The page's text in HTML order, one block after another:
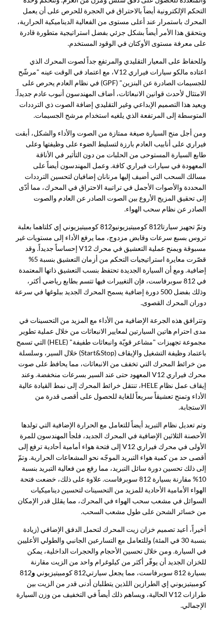
التحكم الإلكترونية أيضاً بالاحتراق في الحجرة للحرص على أن يعمل
المحرك باستمرار عند أعلى مستوى من الفعالية الديناميكية الحرارية،
ويتحقق هذا الأمر أيضاً بشكل جزئي بفضل استراتيجية متطورة قادرة
على معرفة مستوى الأوكتان في الوقود المستخدم.
وللحفاظ على المعيار التقليدي والمرتفع جداً لصوت المحرك الذي
اعتاده مالكو سيارات فيراري V12، مع اعتماد في الوقت عينه "مرشّح
للجسيمات الصادرة عن البنزين" (GPF) في نظام العادم يحرص على
الامتثال لأحدث قوانين الانبعاثات، أضاف المهندسون أنبوب عادم جديداً.
ويعيد هذا التصميم الإبداعي وغير التقليدي إضافة الصوت ذي الترددات
المتوسطة إلى المرتفعة الذي يلغيه استخدام مرشح الجسيمات.
ومن أجل منح السيارة صيغة ممتازة من الصوت والأداء والشكل، أبقت
فيراري على أنابيب العادم بارزة لتسليط الضوء على وظيفتها وعلى
طابع السيارة المستوحى من الحلبات من دون التأثير في الأناقة
المعهودة في سيارات فيراري كافة. وعمل المهندسون أيضاً على
مسالك السحب التي أضيف إليها مرنانان إضافيان لتحسين الترددات
المحددة والأصوات الأجمل في تراتبية الاحتراق في المحرك، مما أدّى
إلى تحقيق المزيج الأروع بين الصوت الصادر عن العادم والصوت
الصادر عن نظام سحب الهواء.
وتمّ تجهيز سيارتا812 كومبيتيزيوني
و812 كومبيتيزيوني إي كلتاهما بعلبة
تروس بسبع سرعات وقابض مزدوج، مما يرفع الأداء إلى مستويات غير
مسبوقة ويمنح عملية التعشيق في محرك V12 إحساساً جديداً. وقد
قصّرت معايرة استراتيجيات التحكم من أزمان التعشيق بنسبة 5%
إضافية. ومع أن السيارة الجديدة تحتفظ بنسب التعشيق ذاتها المعتمدة
في 812 سوبرفاست، فإن التغييرات فيها تتسم بطابع رياضي أكثر،
وذلك بفضل 500 دورة إضافية يسمح المحرك الجديد ببلوغها في سرعة
دوران المحرك القصوى.
وتترافق هذه الجرعة الإضافية من الأداء مع المزيد من التحسينات في
مدى احترام هاتين السيارتين لمعايير الانبعاثات من خلال عملية تطوير
مجموعة تجهيزات "مشاعر قويّة وانبعاثات طفيفة" (HELE) التي تسمح
باعتماد وظيفة التشغيل والإيقاف (Start&Stop) خلال السير، وسلسلة
من خرائط المحرك التي تخفف من الانبعاثات، مما يحافظ على صوت
محرك فيراري V12 المعهود حتى عند السير بسرعات منخفضة. وعند
إيقاف عمل نظام HELE، تنتقل خرائط المحرك إلى نمط القيادة عالية
الأداء وتمنح تعشيقاً سريعاً للغاية للحصول على أقصى قدرة من
الاستجابة.
وتم تعديل نظام التبريد أيضاً للتعامل مع الحرارة الإضافية التي تولدها
الأحصنة الثلاثين الإضافية في المحرك الجديد، فلجأ المهندسون للمرة
الأولى في محرك فيراري V12 إلى فتحة هواء أمامية أحادية ترفع إلى
أقصى حد من كمية هواء التبريد الموجّه نحو المشعاعات الحرارية. وتمّ
إلى ذلك تحسين دورة سائل التبريد، مما رفع من فعالية التبريد بنسبة
10% مقارنة بسيارة 812 سوبرفاست. علاوة على ذلك، خضعت فتحة
الهواء الأمامية الأحادية للمزيد من التحسينات لتحسين ديناميكيات
السوائل في مشعب سحب الهواء في المحرك، مما يقلل قدر الإمكان
من خسائر الشحن على طول مشعب السحب.
أخيراً، أعيد تصميم خزان زيت المحرك لتحمل الدفق الإضافي (زيادة
بنسبة 30 في المئة) وللتعامل مع التسارعين الجانبي والطولي الأعليين
في السيارة. ومن خلال تحسين الأحجام والحجرات الداخلية، يمكن
للخزان الجديد أن يوفّر أكثر من كيلوغرام واحد من الزيت مقارنة
بسيارة 812 سوبرفاست، مما يجعل سيارتي
812 كومبيتيزيوني و812
كومبيتيزيوني إي الطرازين اللذين يتطلبان أدنى قدر من الزيت بين
طرازات V12 الحالية، ويساهم ذلك أيضاً في التخفيف من وزن السيارة
الإجمالي.​